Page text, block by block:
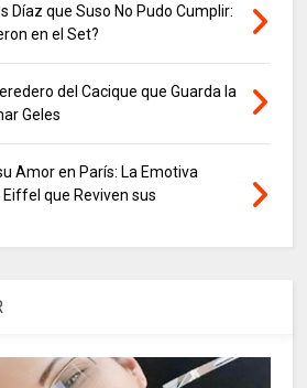
Díaz que Suso No Pudo Cumplir:
en el Set?
del Cacique que Guarda la
Geles
Amor en París: La Emotiva
que Reviven sus